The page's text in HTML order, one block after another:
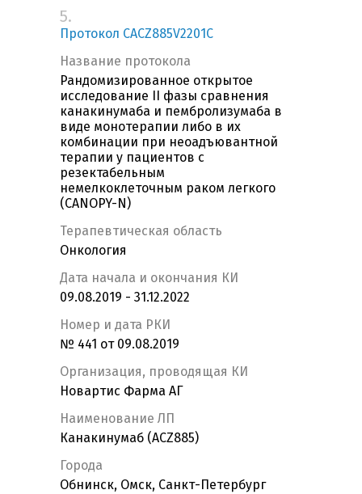
5.
Протокол CACZ885V2201C
Название протокола
Рандомизированное открытое
исследование II фазы сравнения
канакинумаба и пембролизумаба в
виде монотерапии либо в их
комбинации при неоадъювантной
терапии у пациентов с
резектабельным
немелкоклеточным раком легкого
(CANOPY-N)
Терапевтическая область
Онкология
Дата начала и окончания КИ
09.08.2019 - 31.12.2022
Номер и дата РКИ
№ 441 от 09.08.2019
Организация, проводящая КИ
Новартис Фарма АГ
Наименование ЛП
Канакинумаб (ACZ885)
Города
Обнинск, Омск, Санкт-Петербург